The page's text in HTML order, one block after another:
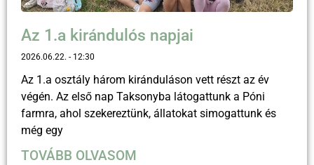
Az 1.a kirándulós napjai
2026.06.22. 12:30
Az 1.a osztály három kiránduláson vett részt az év
végén. Az első nap Taksonyba látogattunk a Póni
farmra, ahol szekereztünk, állatokat simogattunk és
még egy
TOVÁBB OLVASOM